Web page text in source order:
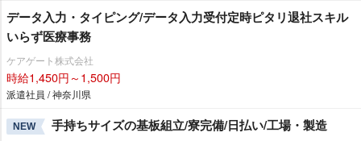
データ入力・タイピング/データ入力受付定時ピタリ退社スキル
いらず医療事務
ケアゲート株式会社
時給1,450円～1,500円
派遣社員 / 神奈川県
NEW 手持ちサイズの基板組立/寮完備/日払い/工場・製造